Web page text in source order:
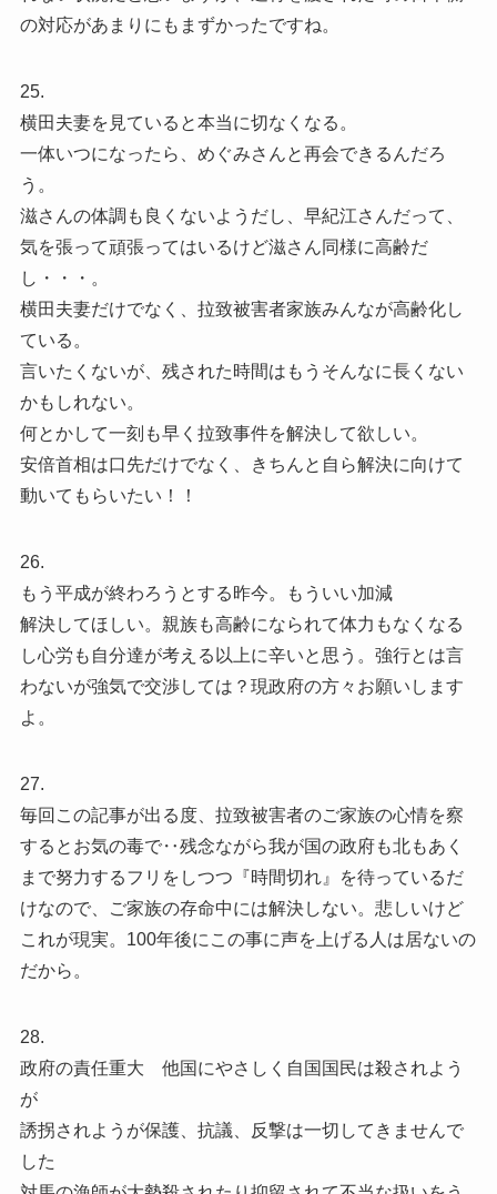
の対応があまりにもまずかったですね。
25.
横田夫妻を見ていると本当に切なくなる。
一体いつになったら、めぐみさんと再会できるんだろ
う。
滋さんの体調も良くないようだし、早紀江さんだって、
気を張って頑張ってはいるけど滋さん同様に高齢だ
し・・・。
横田夫妻だけでなく、拉致被害者家族みんなが高齢化し
ている。
言いたくないが、残された時間はもうそんなに長くない
かもしれない。
何とかして一刻も早く拉致事件を解決して欲しい。
安倍首相は口先だけでなく、きちんと自ら解決に向けて
動いてもらいたい！！
26.
もう平成が終わろうとする昨今。もういい加減
解決してほしい。親族も高齢になられて体力もなくなる
し心労も自分達が考える以上に辛いと思う。強行とは言
わないが強気で交渉しては？現政府の方々お願いします
よ。
27.
毎回この記事が出る度、拉致被害者のご家族の心情を察
するとお気の毒で‥残念ながら我が国の政府も北もあく
まで努力するフリをしつつ『時間切れ』を待っているだ
けなので、ご家族の存命中には解決しない。悲しいけど
これが現実。100年後にこの事に声を上げる人は居ないの
だから。
28.
政府の責任重大 他国にやさしく自国国民は殺されよう
が
誘拐されようが保護、抗議、反撃は一切してきませんで
した